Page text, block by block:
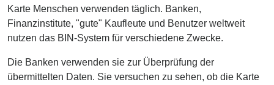
Karte Menschen verwenden täglich. Banken,
Finanzinstitute, "gute" Kaufleute und Benutzer weltweit
nutzen das BIN-System für verschiedene Zwecke.
Die Banken verwenden sie zur Überprüfung der
übermittelten Daten. Sie versuchen zu sehen, ob die Karte